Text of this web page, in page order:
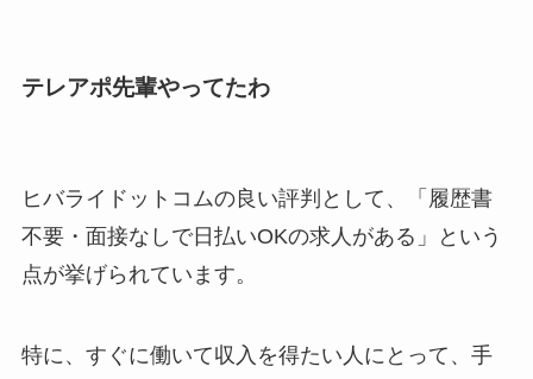
テレアポ先輩やってたわ
ヒバライドットコムの良い評判として、「履歴書
不要・面接なしで日払いOKの求人がある」という
点が挙げられています。
特に、すぐに働いて収入を得たい人にとって、手